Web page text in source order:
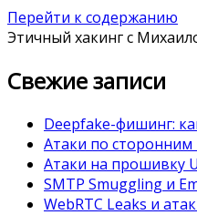
Перейти к содержанию
Этичный хакинг с
Свежие записи
Deepfake-фишинг:
Атаки по сторонним
Атаки на прошивку
SMTP Smuggling и
WebRTC Leaks и